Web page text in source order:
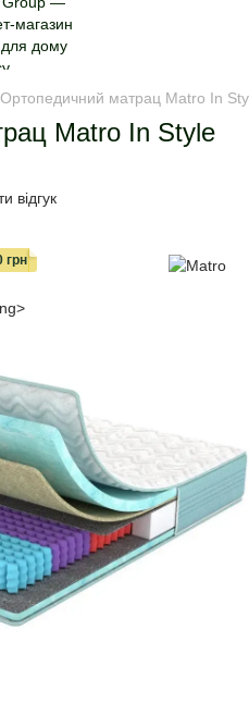
Ортопедичний матрац Matro In
Matro In Style
відгук
грн